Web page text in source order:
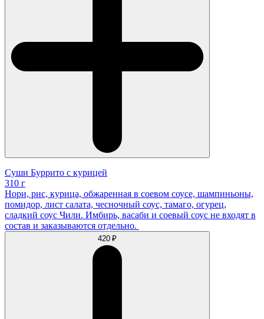
Суши Буррито с курицей
310 г
Нори, рис, курица, обжаренная в соевом соусе, шампиньоны,
помидор, лист салата, чесночный соус, тамаго, огурец,
сладкий соус Чили. Имбирь, васаби и соевый соус не входят в
состав и заказываются отдельно.
420 ₽